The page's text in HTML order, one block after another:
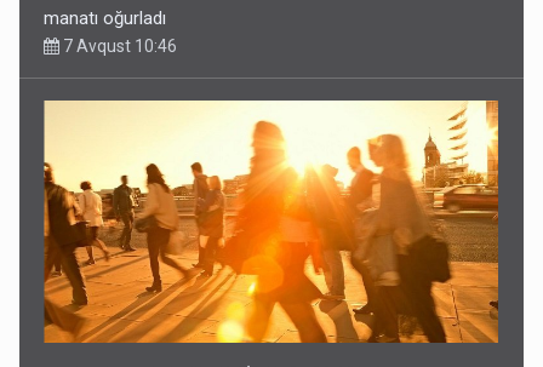
manatı oğurladı
7 Avqust 10:46